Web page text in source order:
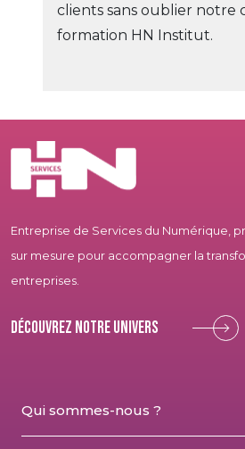
clients sans oublier notre
formation HN Institut.
Entreprise de Services du Numérique,
sur mesure pour accompagner la
entreprises.
Découvrez notre univers
Qui sommes-nous ?